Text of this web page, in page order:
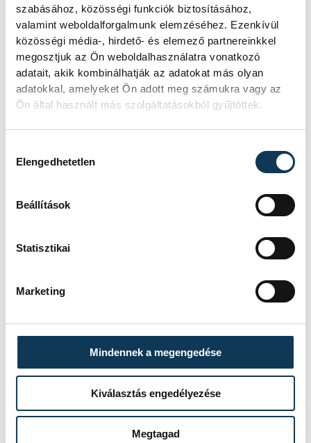
szabásához, közösségi funkciók biztosításához,
valamint weboldalforgalmunk elemzéséhez. Ezenkívül
közösségi média-, hirdető- és elemező partnereinkkel
megosztjuk az Ön weboldalhasználatra vonatkozó
adatait, akik kombinálhatják az adatokat más olyan
adatokkal, amelyeket Ön adott meg számukra vagy az
Ön által használt más szolgáltatásokból gyűjtöttek.
Elengedhetetlen
Beállítások
Statisztikai
Marketing
Mindennek a megengedése
Kiválasztás engedélyezése
Megtagad